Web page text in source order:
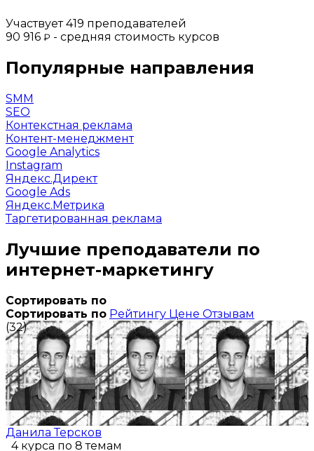
Участвует 419 преподавателей
90 916 ₽ - средняя стоимость курсов
Популярные направления
SMM
SEO
Контекстная реклама
Контент-менеджмент
Google Analytics
Instagram
Яндекс.Директ
Google Ads
Яндекс.Метрика
Таргетированная реклама
Лучшие преподаватели по
интернет-маркетингу
Сортировать по
Сортировать по Рейтингу Цене Отзывам
(32)
Данила Терсков
4 курса по 8 темам